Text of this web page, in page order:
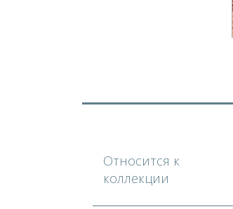
Относится к
коллекции